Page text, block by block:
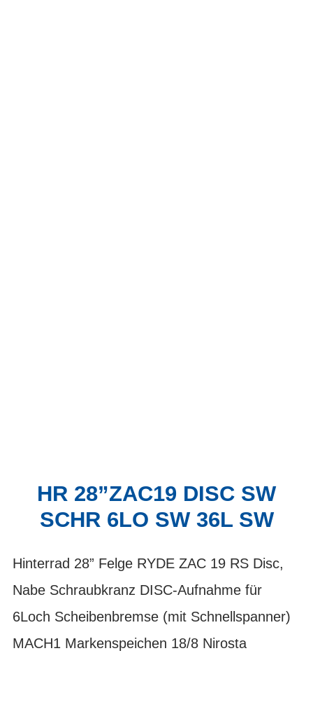
HR 28”ZAC19 DISC SW
SCHR 6LO SW 36L SW
Hinterrad 28” Felge RYDE ZAC 19 RS Disc,
Nabe Schraubkranz DISC-Aufnahme für
6Loch Scheibenbremse (mit Schnellspanner)
MACH1 Markenspeichen 18/8 Nirosta